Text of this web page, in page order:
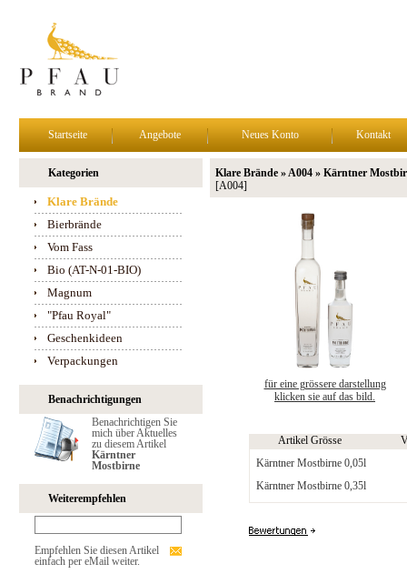
Startseite Angebote Neues Konto Kontakt
Kategorien
Klare Brände
Bierbrände
Vom Fass
Bio (AT-N-01-BIO)
Magnum
"Pfau Royal"
Geschenkideen
Verpackungen
Benachrichtigungen
Benachrichtigen Sie
mich über Aktuelles
zu diesem Artikel
Kärntner
Mostbirne
Weiterempfehlen
Empfehlen Sie diesen Artikel
einfach per eMail weiter.
Klare Brände » A004 » Kärntner
[A004]
für eine grössere darstellung
klicken sie auf das bild.
Artikel Grösse
Kärntner Mostbirne 0,05l
Kärntner Mostbirne 0,35l